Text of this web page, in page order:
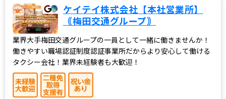
ケイテイ株式会社【本社営業所】
｟梅田交通グループ｠
業界大手梅田交通グループの一員として一緒に働きませんか！
働きやすい職場認証制度認証事業所だからより安心して働ける
タクシー会社！業界未経験者も大歓迎！